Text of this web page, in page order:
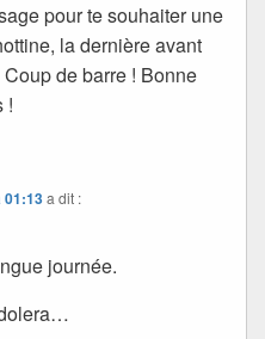
pour te souhaiter une
la dernière avant
de barre ! Bonne
!
01:13a dit :
journée.